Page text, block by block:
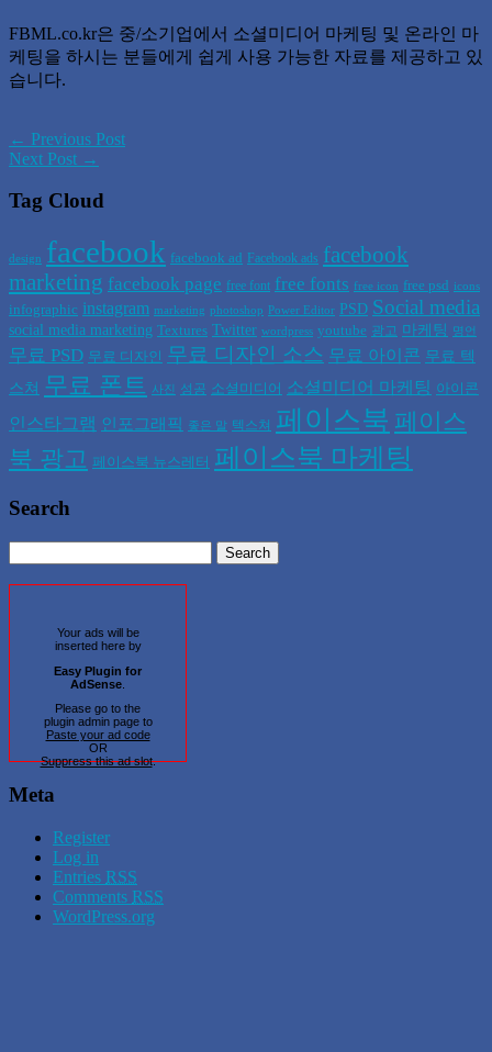
FBML.co.kr은 중/소기업에서 소셜미디어 마케팅 및 온라인 마
케팅을 하시는 분들에게 쉽게 사용 가능한 자료를 제공하고 있
습니다.
← Previous Post
Next Post →
Tag Cloud
design facebook facebook ad Facebook ads facebook
marketing facebook page free font free fonts free icon free psd icons
infographic instagram marketing photoshop Power Editor PSD Social media
social media marketing Textures Twitter wordpress youtube 광고 마케팅 명언
무료 PSD 무료 디자인 무료 디자인 소스 무료 아이콘 무료 텍
스쳐 무료 폰트 사진 성공 소셜미디어 소셜미디어 마케팅 아이콘
인스타그램 인포그래픽 좋은 말 텍스쳐 페이스북 페이스
북 광고 페이스북 뉴스레터 페이스북 마케팅
Search
Your ads will be
inserted here by
Easy Plugin for
AdSense
Please go to the
plugin admin page to
Paste your ad code
OR
Suppress this ad slot.
Meta
Register
Log in
Entries RSS
Comments RSS
WordPress.org